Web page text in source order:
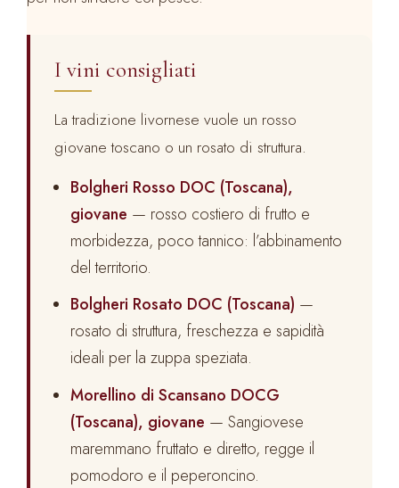
I vini consigliati
La tradizione livornese vuole un rosso
giovane toscano o un rosato di struttura.
Bolgheri Rosso DOC (Toscana),
giovane — rosso costiero di frutto e
morbidezza, poco tannico: l’abbinamento
del territorio.
Bolgheri Rosato DOC (Toscana) —
rosato di struttura, freschezza e sapidità
ideali per la zuppa speziata.
Morellino di Scansano DOCG
(Toscana), giovane — Sangiovese
maremmano fruttato e diretto, regge il
pomodoro e il peperoncino.